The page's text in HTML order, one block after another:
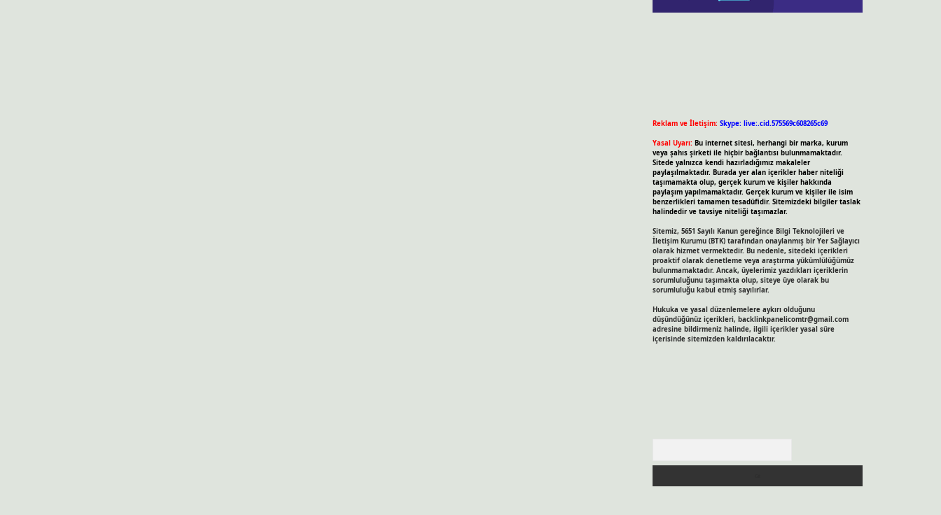
Reklam ve İletişim: Skype: live:.cid.575569c608265c69
Yasal Uyarı: Bu internet sitesi, herhangi bir marka, kurum
veya şahıs şirketi ile hiçbir bağlantısı bulunmamaktadır.
Sitede yalnızca kendi hazırladığımız makaleler
paylaşılmaktadır. Burada yer alan içerikler haber niteliği
taşımamakta olup, gerçek kurum ve kişiler hakkında
paylaşım yapılmamaktadır. Gerçek kurum ve kişiler ile isim
benzerlikleri tamamen tesadüfidir. Sitemizdeki bilgiler taslak
halindedir ve tavsiye niteliği taşımazlar.
Sitemiz, 5651 Sayılı Kanun gereğince Bilgi Teknolojileri ve
İletişim Kurumu (BTK) tarafından onaylanmış bir Yer Sağlayıcı
olarak hizmet vermektedir. Bu nedenle, sitedeki içerikleri
proaktif olarak denetleme veya araştırma yükümlülüğümüz
bulunmamaktadır. Ancak, üyelerimiz yazdıkları içeriklerin
sorumluluğunu taşımakta olup, siteye üye olarak bu
sorumluluğu kabul etmiş sayılırlar.
Hukuka ve yasal düzenlemelere aykırı olduğunu
düşündüğünüz içerikleri, backlinkpanelicomtr@gmail.com
adresine bildirmeniz halinde, ilgili içerikler yasal süre
içerisinde sitemizden kaldırılacaktır.